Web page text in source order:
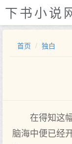
下书小说
首页 独白
在得知这
脑海中便已经